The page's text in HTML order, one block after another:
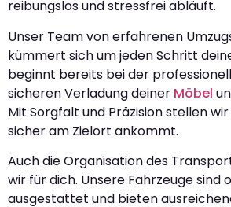
reibungslos und stressfrei abläuft.
Unser Team von erfahrenen
kümmert sich um jeden Schritt
beginnt bereits bei der
sicheren Verladung deiner Möbel
Mit Sorgfalt und Präzision stellen
sicher am Zielort ankommt.
Auch die Organisation des
wir für dich. Unsere Fahrzeuge sind
ausgestattet und bieten